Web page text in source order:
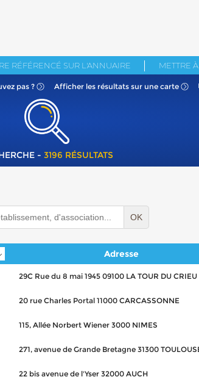
RÉFÉRENCÉ SUR L'ANNUAIRE METTRE
pas ? Afficher les résultats sur une carte
- 3196 RÉSULTATS
OK
Adresse
29C Rue du 8 mai 1945 09100 LA TOUR DU CRIEU
20 rue Charles Portal 11000 CARCASSONNE
115, Allée Norbert Wiener 3000 NIMES
271, avenue de Grande Bretagne 31300
22 bis avenue de l'Yser 32000 AUCH